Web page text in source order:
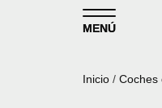
MENÚ
Inicio / Coches